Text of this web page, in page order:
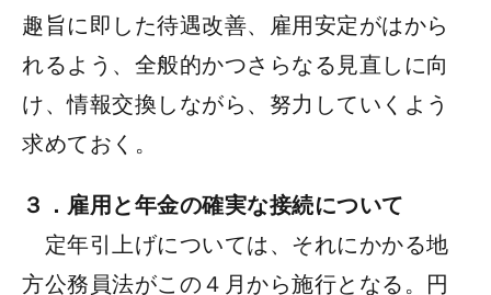
趣旨に即した待遇改善、雇用安定がはから
れるよう、全般的かつさらなる見直しに向
け、情報交換しながら、努力していくよう
求めておく。
３．雇用と年金の確実な接続について
定年引上げについては、それにかかる地
方公務員法がこの４月から施行となる。円